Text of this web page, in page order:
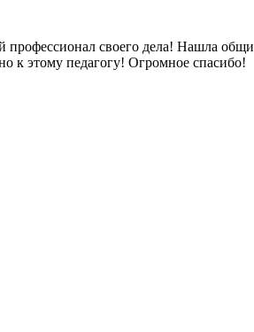
своего дела! Нашла
к этому педагогу! Огромное спасибо!